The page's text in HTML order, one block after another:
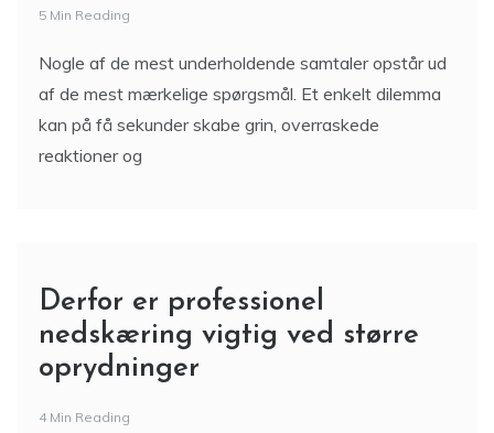
5 Min Reading
Nogle af de mest underholdende samtaler opstår ud
af de mest mærkelige spørgsmål. Et enkelt dilemma
kan på få sekunder skabe grin, overraskede
reaktioner og
Derfor er professionel
nedskæring vigtig ved større
oprydninger
4 Min Reading